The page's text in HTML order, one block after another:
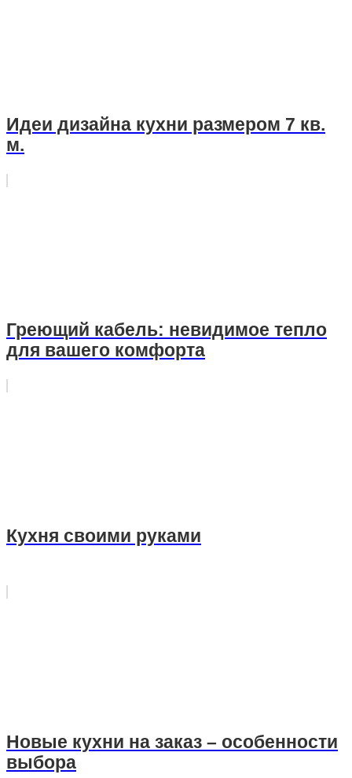
Идеи дизайна кухни размером 7 кв.
м.
Греющий кабель: невидимое тепло
для вашего комфорта
Кухня своими руками
Новые кухни на заказ – особенности
выбора